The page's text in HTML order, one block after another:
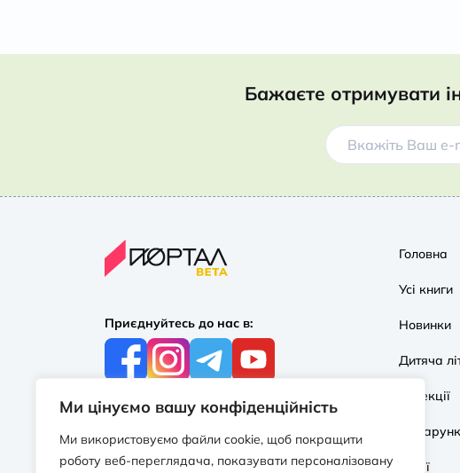
Ми цінуємо вашу конфіденційність
Ми використовуємо файли cookie, щоб покращити
роботу веб-переглядача, показувати персоналізовану
Бажаєте отримувати
Приєднуйтесь до нас в:
З усіх питань:
+38 097 244 16 56
info@portalbooks.com.ua
Працюємо в будні з 10:00 до 18:00
Головна
Усі книги
Новинки
Дитяча
Колекції
Акції